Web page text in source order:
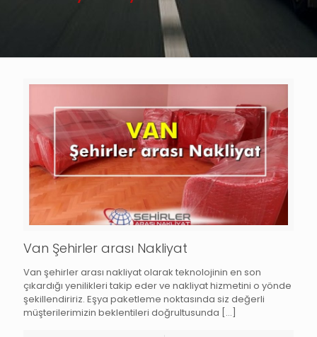
Van Şehirler arası Nakliyat
Van şehirler arası nakliyat olarak teknolojinin en son
çıkardığı yenilikleri takip eder ve nakliyat hizmetini o yönde
şekillendiririz. Eşya paketleme noktasında siz değerli
müşterilerimizin beklentileri doğrultusunda […]